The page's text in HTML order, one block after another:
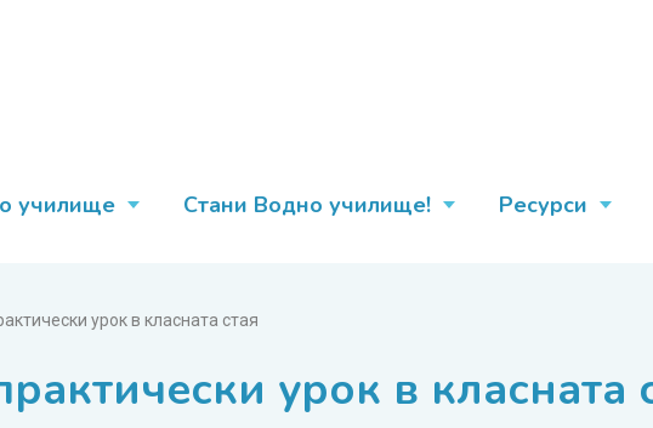
училище Стани Водно училище! Ресурси
урок в класната стая
урок в класната